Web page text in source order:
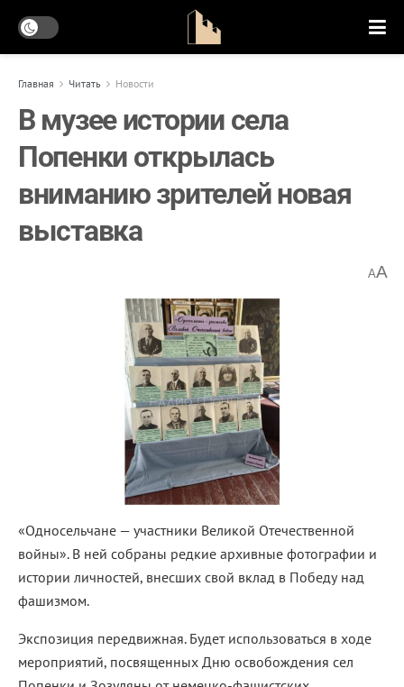
Главная Читать Новости
В музее истории села
Попенки открылась
вниманию зрителей новая
выставка
AA
«Односельчане — участники Великой Отечественной
войны». В ней собраны редкие архивные фотографии и
истории личностей, внесших свой вклад в Победу над
фашизмом.
Экспозиция передвижная. Будет использоваться в ходе
мероприятий, посвященных Дню освобождения сел